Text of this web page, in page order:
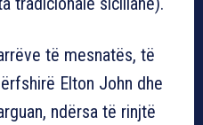
të mesnatës, të
Elton John dhe
ndërsa të rinjtë